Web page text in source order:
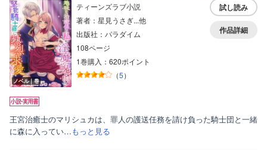
ノベル｜巻
ティーンズラブ小説
著者：星見うさぎ...他
出版社：パラダイム
108ページ
1巻購入：620ポイント
（5）
試し読み
作品詳細
王宮治癒士のマリシュカは、罪人の護送任務を請け負った騎士団と一緒
に森に入ってい…もっと見る